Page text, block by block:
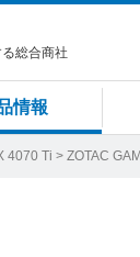
総合商社
情報
4070 Ti > ZOTAC